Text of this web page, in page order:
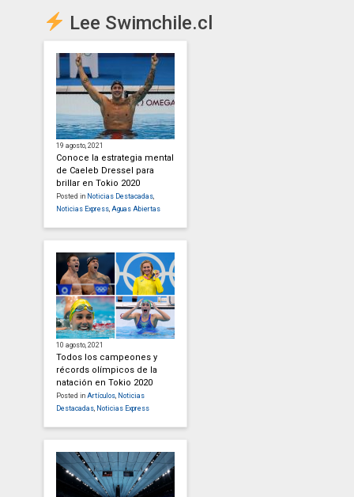
Lee Swimchile.cl
19 agosto, 2021
Conoce la estrategia mental
de Caeleb Dressel para
brillar en Tokio 2020
Posted in Noticias Destacadas,
Noticias Express, Aguas Abiertas
10 agosto, 2021
Todos los campeones y
récords olímpicos de la
natación en Tokio 2020
Posted in Artículos, Noticias
Destacadas, Noticias Express